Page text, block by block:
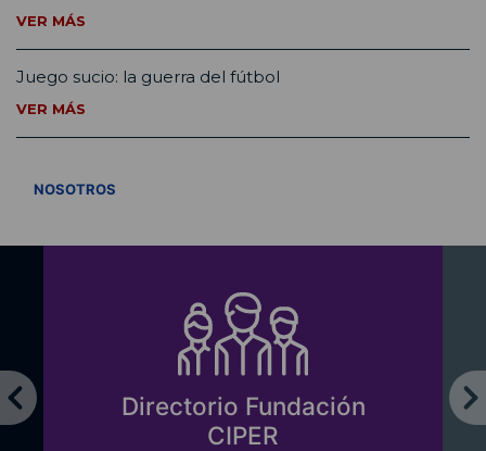
VER MÁS
Juego sucio: la guerra del fútbol
VER MÁS
NOSOTROS
Directorio Fundación
CIPER